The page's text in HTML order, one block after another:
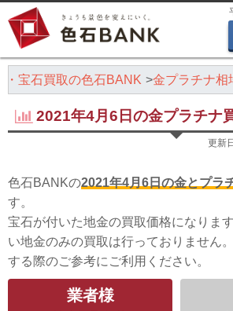
・宝石買取の色石BANK 金プラチナ相
2021年4月6日の金プラチナ
更新
色石BANKの2021年4月6日の金とプラ
す。
宝石が付いた地金の買取価格になりま
い地金のみの買取は行っておりません
する際のご参考にご利用ください。
業者様